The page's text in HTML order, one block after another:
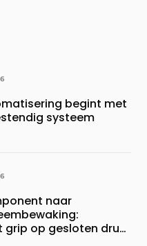
begint met
systeem
naar
op gesloten druk